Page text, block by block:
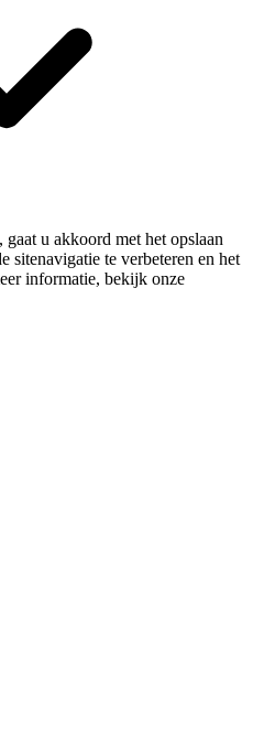
u akkoord met het opslaan
sitenavigatie te verbeteren en het
informatie, bekijk onze